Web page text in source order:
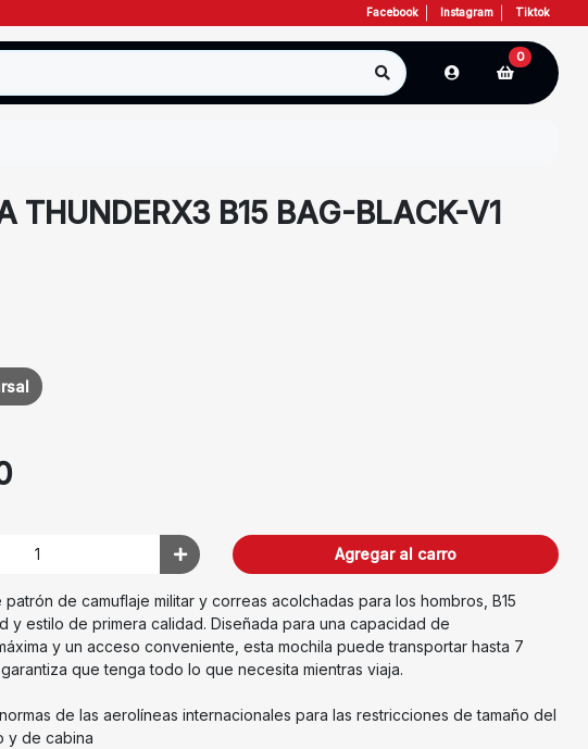
Facebook Instagram Tiktok
0
THUNDERX3 B15 BAG-BLACK-V1
Agregar al carro
de camuflaje militar y correas acolchadas para los hombros, B15
y estilo de primera calidad. Diseñada para una capacidad de
y un acceso conveniente, esta mochila puede transportar hasta 7
que tenga todo lo que necesita mientras viaja.
de las aerolíneas internacionales para las restricciones de tamaño del
y de cabina